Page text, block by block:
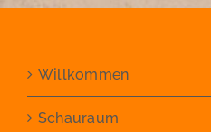
Willkommen
Schauraum